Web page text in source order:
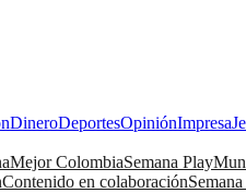
DineroDeportesOpiniónImpresa
Mejor ColombiaSemana Play
Contenido en colaboración